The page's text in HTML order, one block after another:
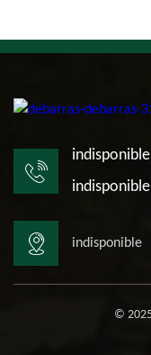
indisponible
indisponible
indisponible
©